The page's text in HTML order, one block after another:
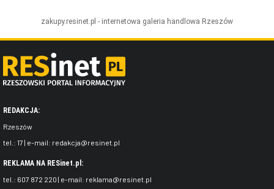
zakupy.resinet.pl - internetowa galeria handlowa Rzeszów
REDAKCJA:
Rzeszów
tel.: 17 | e-mail: redakcja@resinet.pl
REKLAMA NA RESinet.pl:
tel.: 607 872 220 | e-mail: reklama@resinet.pl